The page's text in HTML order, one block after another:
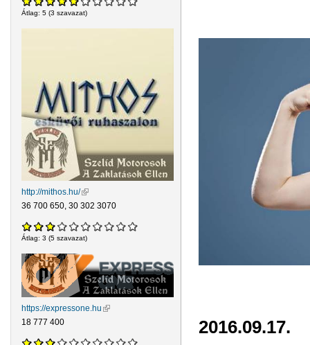
Átlag: 5 (3 szavazat)
http://mithos.hu/(külső hivatkozás)
36 700 650, 30 302 3070
Átlag: 3 (5 szavazat)
https://expressone.hu (külső hivatkozás)
18 777 400
2016.09.17.